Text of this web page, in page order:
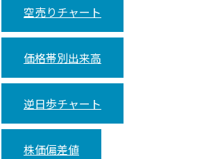
空売りチャート
価格帯別出来高
逆日歩チャート
株価偏差値